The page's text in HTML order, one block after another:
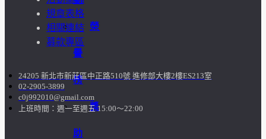
榮
譽
榜
獎
助
規章表格
相關連結
募款專區
24205 新北市新莊區中正路510號 進修部大樓2樓ES213室
02-2905-3899
c0j992010@gmail.com
上班時間：週一至週五 15:00～22:00